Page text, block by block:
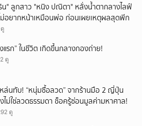
" ลูกสาว "หนิง ปณิตา" หลั่งน้ำตากลางไลฟ์
อยากหน้าเหมือนพ่อ ก่อนเผยเหตุผลสุดพีก
แรก” ในชีวิต เกิดขึ้นกลางกองถ่าย!
ดู
ล่นทับ! “หนุ่มซื้อลวด” จากร้านมือ 2 ญี่ปุ่น
ไม่ใช่ลวดธรรมดา ช็อครู้ซ่อนมูลค่ามหาศาล!
ดู